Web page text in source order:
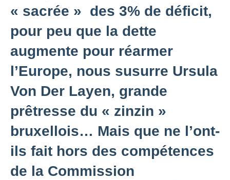
« sacrée » des 3% de déficit,
pour peu que la dette
augmente pour réarmer
l’Europe, nous susurre Ursula
Von Der Layen, grande
prêtresse du « zinzin »
bruxellois… Mais que ne l’ont-
ils fait hors des compétences
de la Commission